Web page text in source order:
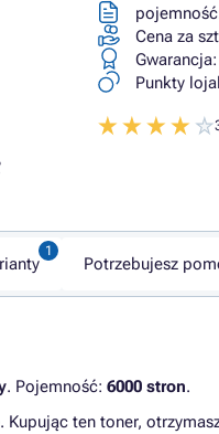
Cena za
Gwarancja:
Punkty
Potrzebujesz
. Pojemność: 6000 stron.
ten toner,